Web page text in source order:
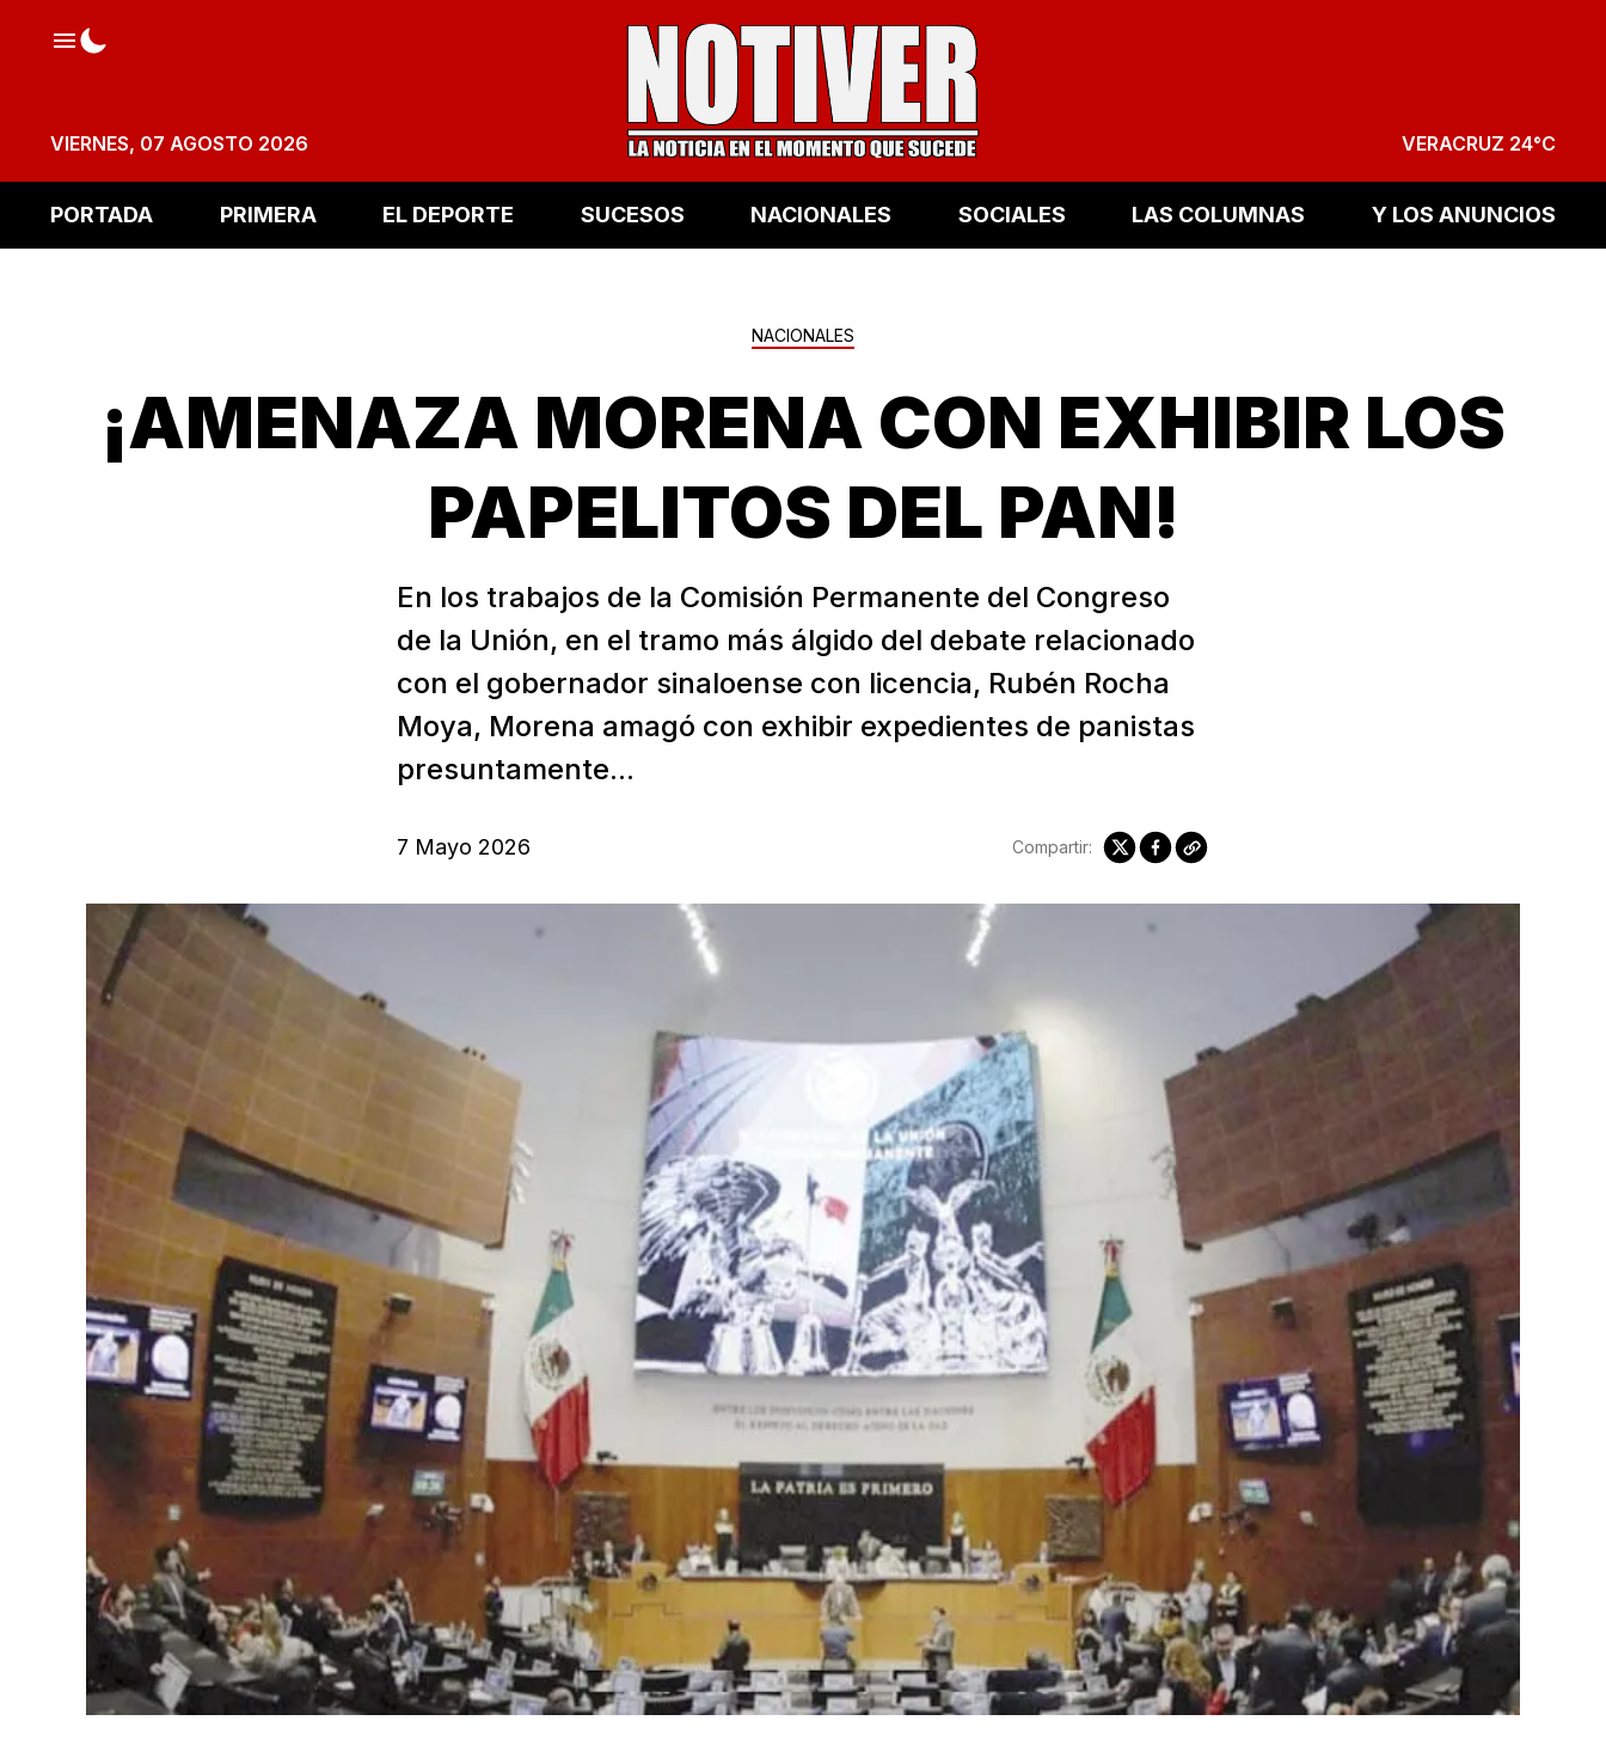
VIERNES, 07 AGOSTO 2026 VERACRUZ 24°C
PORTADA PRIMERA EL DEPORTE SUCESOS NACIONALES SOCIALES LAS COLUMNAS Y LOS ANUNCIOS
NACIONALES
¡AMENAZA MORENA CON EXHIBIR LOS
PAPELITOS DEL PAN!
En los trabajos de la Comisión Permanente del Congreso
de la Unión, en el tramo más álgido del debate relacionado
con el gobernador sinaloense con licencia, Rubén Rocha
Moya, Morena amagó con exhibir expedientes de panistas
presuntamente...
7 Mayo 2026 Compartir: